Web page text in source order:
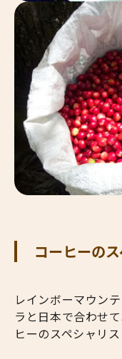
コーヒーの
レインボーマウン
ラと日本で合わせ
ヒーのスペシャリ